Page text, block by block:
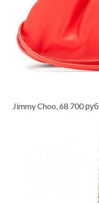
Jimmy Choo, 68 700 руб